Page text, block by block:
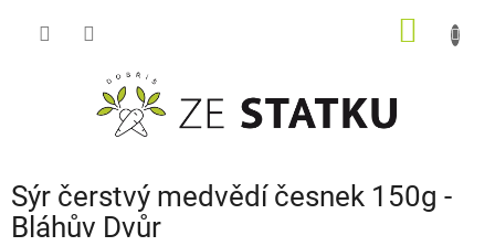
Sýr čerstvý medvědí česnek 150g -
Bláhův Dvůr